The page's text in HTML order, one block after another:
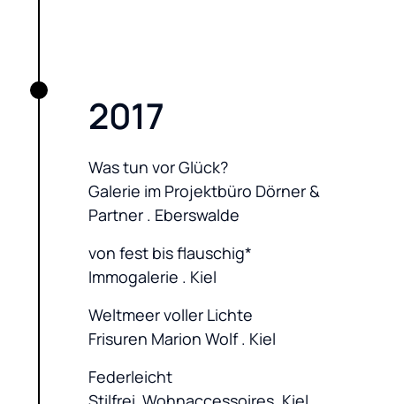
2017
Was tun vor Glück?
Galerie im Projektbüro Dörner &
Partner . Eberswalde
von fest bis flauschig*
Immogalerie . Kiel
Weltmeer voller Lichte
Frisuren Marion Wolf . Kiel
Federleicht